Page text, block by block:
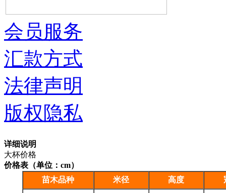
详细说明
大杯价格
价格表（单位：cm）
苗木品种
米径 高度
会员服务
汇款方式
法律声明
版权隐私